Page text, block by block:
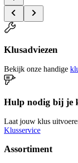
Klusadviezen
Bekijk onze handige
Hulp nodig bij je
Laat jouw klus
Klusservice
Assortiment